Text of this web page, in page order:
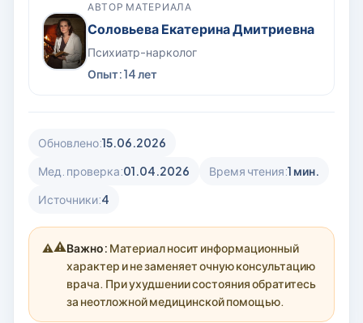
АВТОР МАТЕРИАЛА
Соловьева Екатерина Дмитриевна
Психиатр-нарколог
Опыт: 14 лет
Обновлено:15.06.2026
Мед. проверка:01.04.2026 Время чтения:1 мин.
Источники:4
⚠️Важно: Материал носит информационный
характер и не заменяет очную консультацию
врача. При ухудшении состояния обратитесь
за неотложной медицинской помощью.